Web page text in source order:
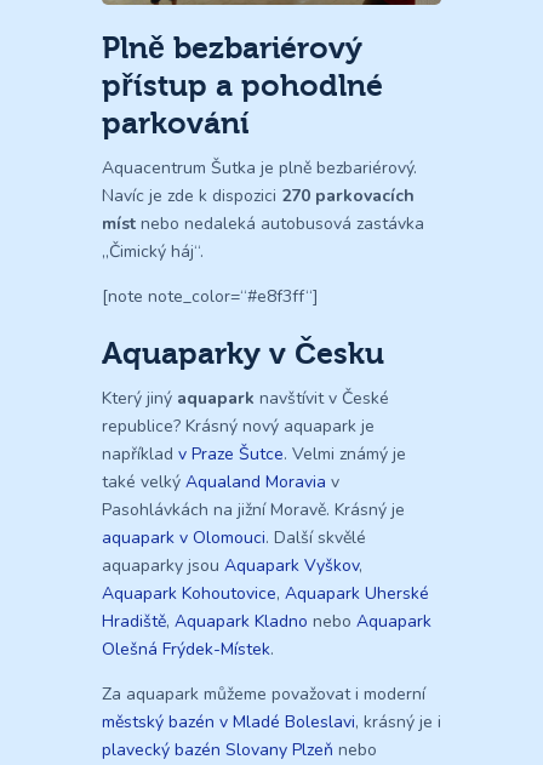
Plně bezbariérový
přístup a pohodlné
parkování
Aquacentrum Šutka je plně bezbariérový.
Navíc je zde k dispozici 270 parkovacích
míst nebo nedaleká autobusová zastávka
„Čimický háj“.
[note note_color=“#e8f3ff“]
Aquaparky v Česku
Který jiný aquapark navštívit v České
republice? Krásný nový aquapark je
například v Praze Šutce. Velmi známý je
také velký Aqualand Moravia v
Pasohlávkách na jižní Moravě. Krásný je
aquapark v Olomouci. Další skvělé
aquaparky jsou Aquapark Vyškov,
Aquapark Kohoutovice, Aquapark Uherské
Hradiště, Aquapark Kladno nebo Aquapark
Olešná Frýdek-Místek.
Za aquapark můžeme považovat i moderní
městský bazén v Mladé Boleslavi, krásný je i
plavecký bazén Slovany Plzeň nebo